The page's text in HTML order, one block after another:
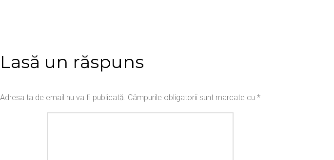
Lasă un răspuns
Adresa ta de email nu va fi publicată. Câmpurile obligatorii sunt marcate cu *